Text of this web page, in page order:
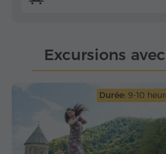
Excursions
Durée: 9-10